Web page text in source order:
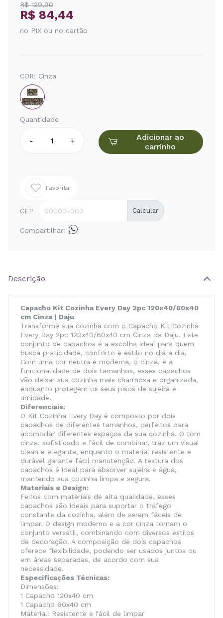
R$ 129,90
R$ 84,44
no PIX ou no cartão
COR: Cinza
Quantidade
- +
Adicionar ao
carrinho
Favoritar
CEP Calcular
Compartilhar:
Descrição
Capacho Kit Cozinha Every Day 2pc 120x40/60x40
cm Cinza | Daju
Transforme sua cozinha com o Capacho Kit Cozinha
Every Day 2pc 120x40/60x40 cm Cinza da Daju. Este
conjunto de capachos é a escolha ideal para quem
busca praticidade, conforto e estilo no dia a dia.
Com uma cor neutra e moderna, o cinza, e a
funcionalidade de dois tamanhos, esses capachos
vão deixar sua cozinha mais charmosa e organizada,
enquanto protegem os seus pisos de sujeira e
umidade.
Diferenciais:
O Kit Cozinha Every Day é composto por dois
capachos de diferentes tamanhos, perfeitos para
acomodar diferentes espaços da sua cozinha. O tom
cinza, sofisticado e fácil de combinar, traz um visual
clean e elegante, enquanto o material resistente e
durável garante fácil manutenção. A textura dos
capachos é ideal para absorver sujeira e água,
mantendo sua cozinha limpa e segura.
Materiais e Design:
Feitos com materiais de alta qualidade, esses
capachos são ideais para suportar o tráfego
constante da cozinha, além de serem fáceis de
limpar. O design moderno e a cor cinza tornam o
conjunto versátil, combinando com diversos estilos
de decoração. A composição de dois capachos
oferece flexibilidade, podendo ser usados juntos ou
em áreas separadas, de acordo com sua
necessidade.
Especificações Técnicas:
Dimensões:
1 Capacho 120x40 cm
1 Capacho 60x40 cm
Material: Resistente e fácil de limpar